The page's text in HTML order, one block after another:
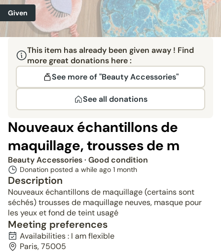
Given
This item has already been given away ! Find
more great donations here :
See more of "Beauty Accessories"
See all donations
Nouveaux échantillons de
maquillage, trousses de m
Beauty Accessories· Good condition
Donation posted a while ago 1 month
Description
Nouveaux échantillons de maquillage (certains sont
séchés) trousses de maquillage neuves, masque pour
les yeux et fond de teint usagé
Meeting preferences
Availabilities : I am flexible
Paris, 75005